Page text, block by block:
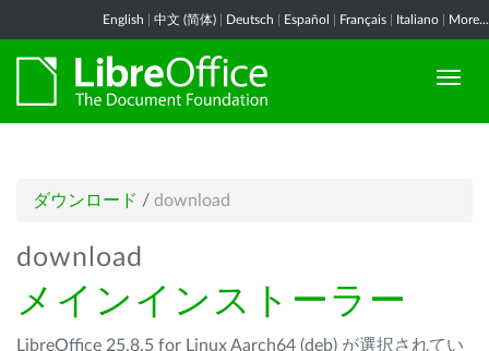
English 中文 (简体) Deutsch Español Français Italiano More...
ダウンロード / download
download
メインインストーラー
LibreOffice 25.8.5 for Linux Aarch64 (deb) が選択されてい